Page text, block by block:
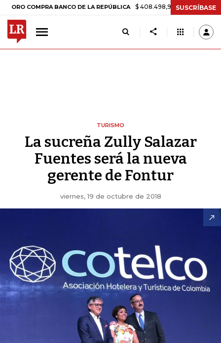
COMPRA BANCO DE LA REPÚBLICA $ 408.498,97 +$ 8.753,81 +2,19%
SUSCRÍBASE
TURISMO
La sucreña Zully Salazar
Fuentes será la nueva
gerente de Fontur
viernes, 19 de octubre de 2018